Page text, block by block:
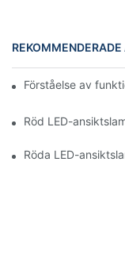
Förståelse av
Röd LED-
Röda LED-